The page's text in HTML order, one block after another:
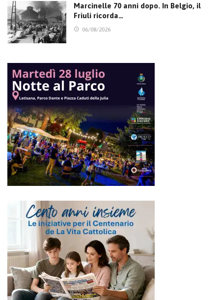
Marcinelle 70 anni dopo. In Belgio, il
Friuli ricorda…
06/08/2026